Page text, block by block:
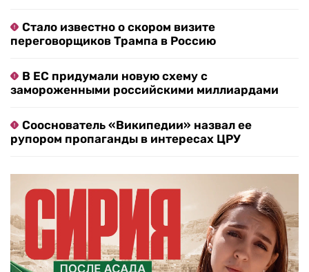
Стало известно о скором визите
переговорщиков Трампа в Россию
В ЕС придумали новую схему с
замороженными российскими миллиардами
Сооснователь «Википедии» назвал ее
рупором пропаганды в интересах ЦРУ